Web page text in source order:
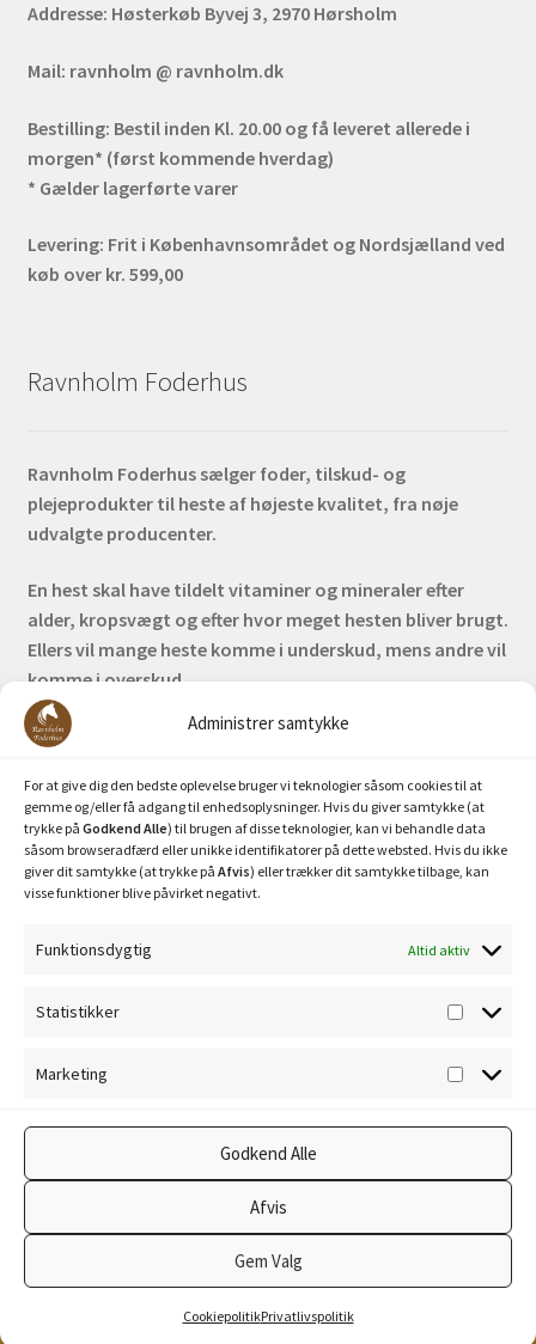
Administrer samtykke
For at give dig den bedste oplevelse bruger vi teknologier såsom cookies til at
gemme og/eller få adgang til enhedsoplysninger. Hvis du giver samtykke (at
trykke på Godkend Alle) til brugen af disse teknologier, kan vi behandle data
såsom browseradfærd eller unikke identifikatorer på dette websted. Hvis du ikke
giver dit samtykke (at trykke på Afvis) eller trækker dit samtykke tilbage, kan
visse funktioner blive påvirket negativt.
Funktionsdygtig Altid aktiv
Statistikker
Marketing
Godkend Alle
Afvis
Gem Valg
CookiepolitikPrivatlivspolitik
Addresse: Høsterkøb Byvej 3, 2970 Hørsholm
Mail: ravnholm @ ravnholm.dk
Bestilling: Bestil inden Kl. 20.00 og få leveret allerede i
morgen* (først kommende hverdag)
* Gælder lagerførte varer
Levering: Frit i Københavnsområdet og Nordsjælland ved
køb over kr. 599,00
Ravnholm Foderhus
Ravnholm Foderhus sælger foder, tilskud- og
plejeprodukter til heste af højeste kvalitet, fra nøje
udvalgte producenter.
En hest skal have tildelt vitaminer og mineraler efter
alder, kropsvægt og efter hvor meget hesten bliver brugt.
Ellers vil mange heste komme i underskud, mens andre vil
komme i overskud.
Bank: Nordea / Reg: 2413 Konto nr. 6285 704 772
Privatlivspolitik
© Ravnholm Foderhus 2026
Lavet med WooCommerce
0